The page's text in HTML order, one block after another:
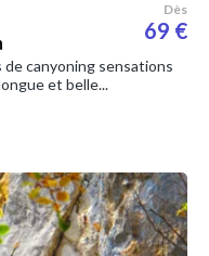
Dès
69 €
canyoning sensations
et belle...